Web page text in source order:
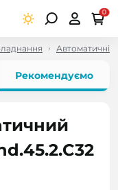
0
Автоматичні
Рекомендуємо